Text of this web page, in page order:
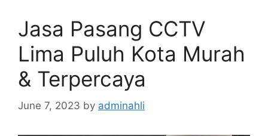
Jasa Pasang CCTV
Lima Puluh Kota Murah
& Terpercaya
June 7, 2023 by adminahli